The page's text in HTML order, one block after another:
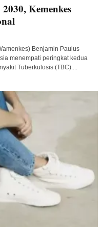
Kemenkes
Benjamin Paulus
menempati peringkat kedua
Tuberkulosis (TBC)....